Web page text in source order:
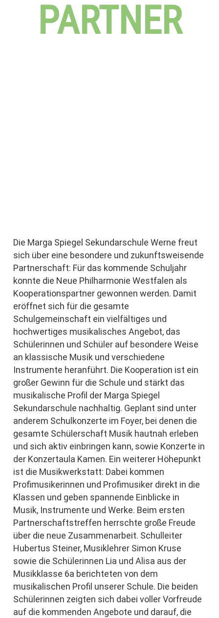
PARTNER
Die Marga Spiegel Sekundarschule Werne freut
sich über eine besondere und zukunftsweisende
Partnerschaft: Für das kommende Schuljahr
konnte die Neue Philharmonie Westfalen als
Kooperationspartner gewonnen werden. Damit
eröffnet sich für die gesamte
Schulgemeinschaft ein vielfältiges und
hochwertiges musikalisches Angebot, das
Schülerinnen und Schüler auf besondere Weise
an klassische Musik und verschiedene
Instrumente heranführt. Die Kooperation ist ein
großer Gewinn für die Schule und stärkt das
musikalische Profil der Marga Spiegel
Sekundarschule nachhaltig. Geplant sind unter
anderem Schulkonzerte im Foyer, bei denen die
gesamte Schülerschaft Musik hautnah erleben
und sich aktiv einbringen kann, sowie Konzerte in
der Konzertaula Kamen. Ein weiterer Höhepunkt
ist die Musikwerkstatt: Dabei kommen
Profimusikerinnen und Profimusiker direkt in die
Klassen und geben spannende Einblicke in
Musik, Instrumente und Werke. Beim ersten
Partnerschaftstreffen herrschte große Freude
über die neue Zusammenarbeit. Schulleiter
Hubertus Steiner, Musiklehrer Simon Kruse
sowie die Schülerinnen Lia und Alisa aus der
Musikklasse 6a berichteten von dem
musikalischen Profil unserer Schule. Die beiden
Schülerinnen zeigten sich dabei voller Vorfreude
auf die kommenden Angebote und darauf, die